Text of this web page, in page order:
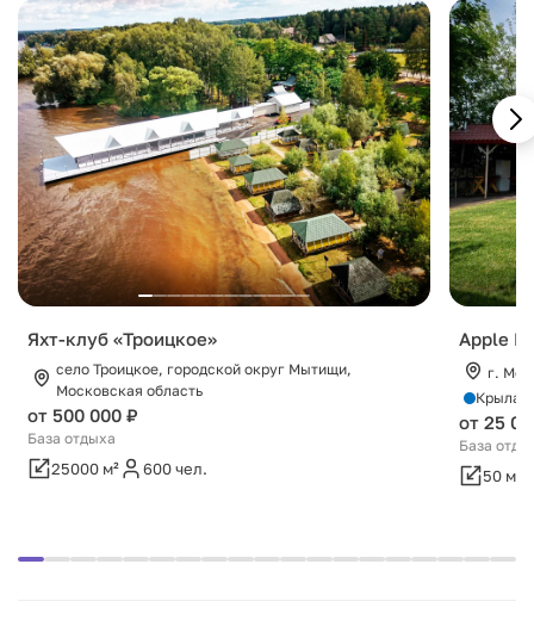
Яхт-клуб «Троицкое»
село Троицкое, городской округ Мытищи,
Московская область
от 500 000 ₽
База отдыха
25000 м² 600 чел.
Apple
г.
от 25
База
50 м²